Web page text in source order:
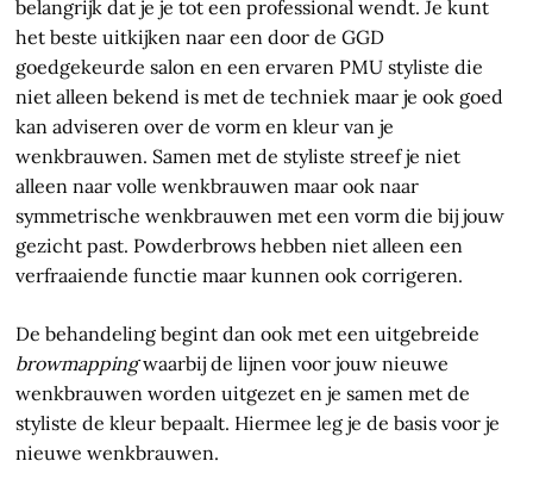
belangrijk dat je je tot een professional wendt. Je kunt
het beste uitkijken naar een door de GGD
goedgekeurde salon en een ervaren PMU styliste die
niet alleen bekend is met de techniek maar je ook goed
kan adviseren over de vorm en kleur van je
wenkbrauwen. Samen met de styliste streef je niet
alleen naar volle wenkbrauwen maar ook naar
symmetrische wenkbrauwen met een vorm die bij jouw
gezicht past. Powderbrows hebben niet alleen een
verfraaiende functie maar kunnen ook corrigeren.
De behandeling begint dan ook met een uitgebreide
browmappingwaarbij de lijnen voor jouw nieuwe
wenkbrauwen worden uitgezet en je samen met de
styliste de kleur bepaalt. Hiermee leg je de basis voor je
nieuwe wenkbrauwen.